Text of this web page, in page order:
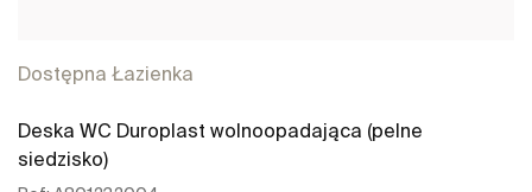
Dostępna Łazienka
Deska WC Duroplast wolnoopadająca (pelne
siedzisko)